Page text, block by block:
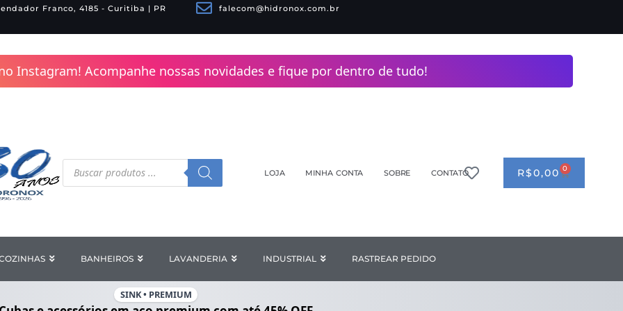
Franco, 4185 - Curitiba | PR falecom@hidronox.com.br
Instagram! Acompanhe nossas novidades e fique por dentro de tudo!
Pesquisar
produtos LOJA MINHA CONTA SOBRE CONTATO R$0,00 0 CART
Open COZINHAS
BANHEIROS Open BANHEIROS
LAVANDERIA Open LAVANDERIA
INDUSTRIAL Open INDUSTRIAL
RASTREAR PEDIDO
SINK • PREMIUM